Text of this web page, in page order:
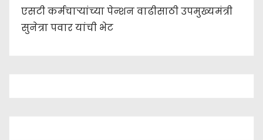
एसटी कर्मचाऱ्यांच्या पेन्शन वाढीसाठी उपमुख्यमंत्री
सुनेत्रा पवार यांची भेट